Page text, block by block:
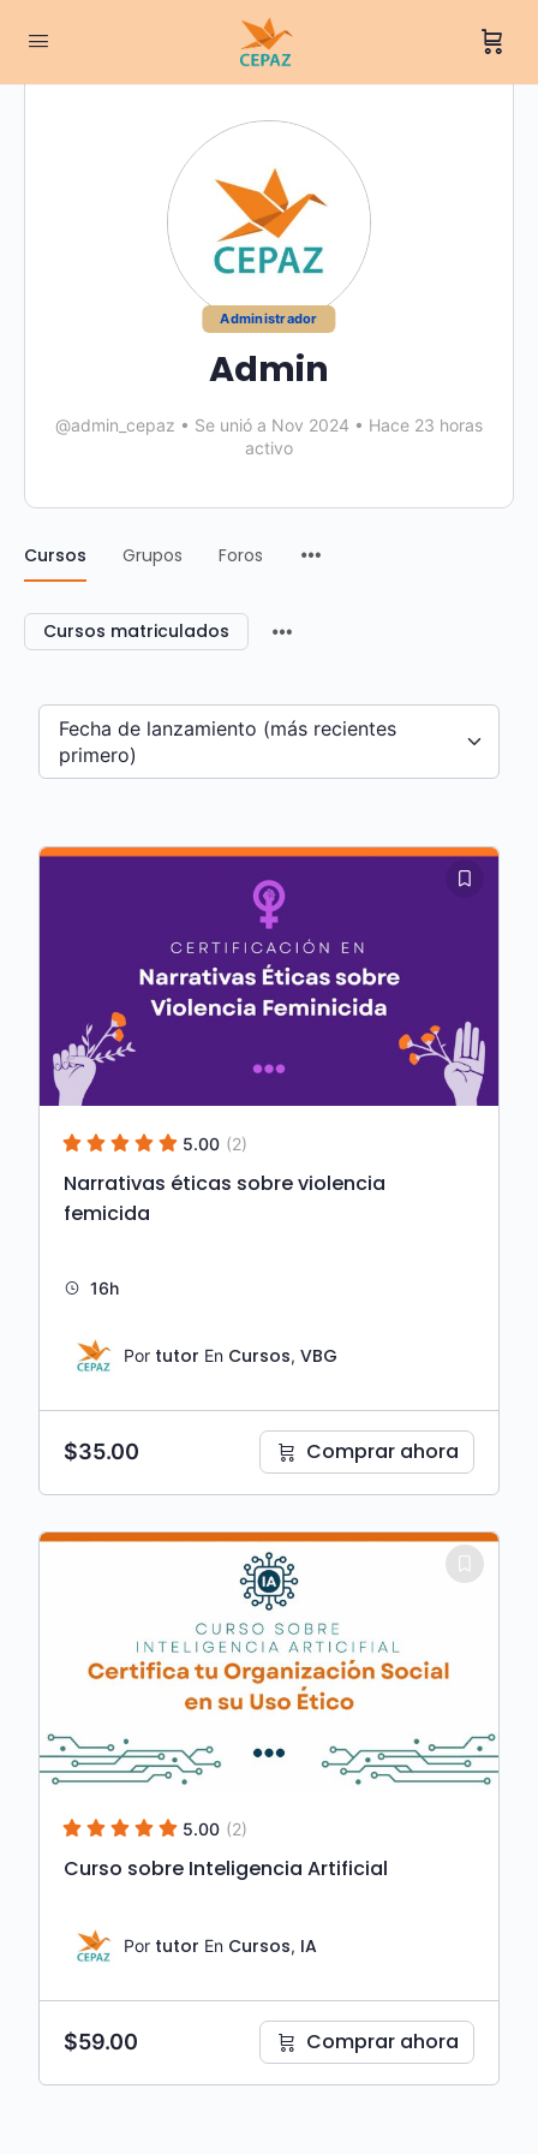
Administrador
Admin
@admin_cepaz • Se unió a Nov 2024 • Hace 23 horas
activo
Cursos Grupos Foros
Cursos matriculados
Fecha de lanzamiento (más recientes
primero)
5.00 (2)
Narrativas éticas sobre violencia
femicida
16h
Por tutor En Cursos, VBG
$35.00 Comprar ahora
5.00 (2)
Curso sobre Inteligencia Artificial
Por tutor En Cursos, IA
$59.00 Comprar ahora